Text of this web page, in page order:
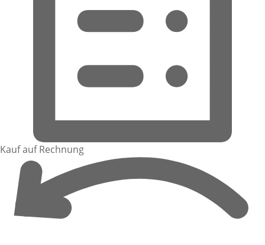
Kauf auf Rechnung